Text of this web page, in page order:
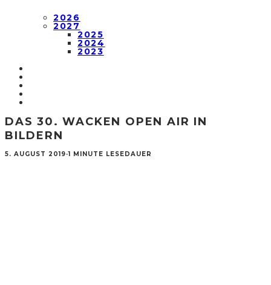
2026
2027
2025
2024
2023
DAS 30. WACKEN OPEN AIR IN
BILDERN
5. AUGUST 2019·1 MINUTE LESEDAUER